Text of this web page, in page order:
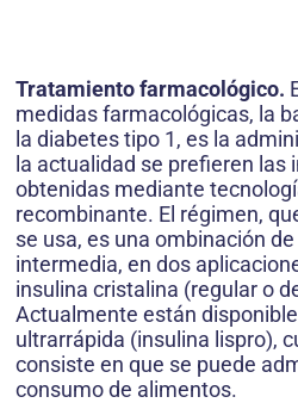
Tratamiento farmacológico.
medidas farmacológicas, la
la diabetes tipo 1, es la
la actualidad se prefieren las
obtenidas mediante
recombinante. El régimen,
se usa, es una ombinación
intermedia, en dos
insulina cristalina (regular o
Actualmente están
ultrarrápida (insulina lispro),
consiste en que se puede
consumo de alimentos.